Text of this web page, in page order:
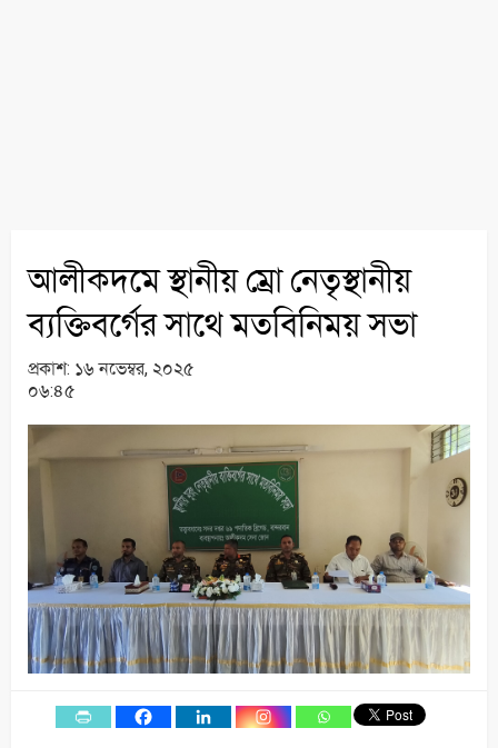
আলীকদমে স্থানীয় ম্রো নেতৃস্থানীয়
ব্যক্তিবর্গের সাথে মতবিনিময় সভা
প্রকাশ: ১৬ নভেম্বর, ২০২৫
০৬:৪৫